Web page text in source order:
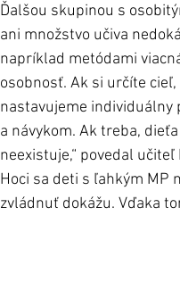
Ďalšou skupinou s
ani množstvo učiva
napríklad metódami
osobnosť. Ak si určíte
nastavujeme individuálny
a návykom. Ak treba,
neexistuje,“ povedal učiteľ
Hoci sa deti s ľahkým
zvládnuť dokážu. Vďaka